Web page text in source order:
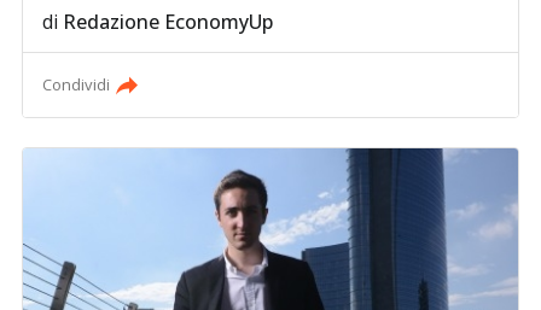
di Redazione EconomyUp
Condividi